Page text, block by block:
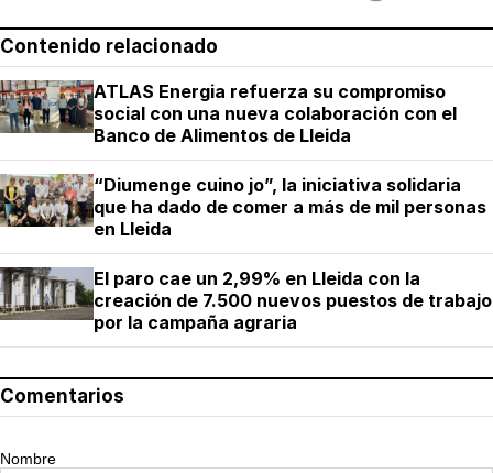
Contenido relacionado
ATLAS Energia refuerza su compromiso
social con una nueva colaboración con el
Banco de Alimentos de Lleida
“Diumenge cuino jo”, la iniciativa solidaria
que ha dado de comer a más de mil personas
en Lleida
El paro cae un 2,99% en Lleida con la
creación de 7.500 nuevos puestos de trabajo
por la campaña agraria
Comentarios
Nombre